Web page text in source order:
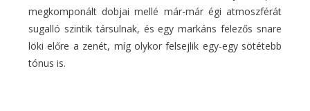
megkomponált dobjai mellé már-már égi atmoszférát
sugalló szintik társulnak, és egy markáns felezős snare
löki előre a zenét, míg olykor felsejlik egy-egy sötétebb
tónus is.